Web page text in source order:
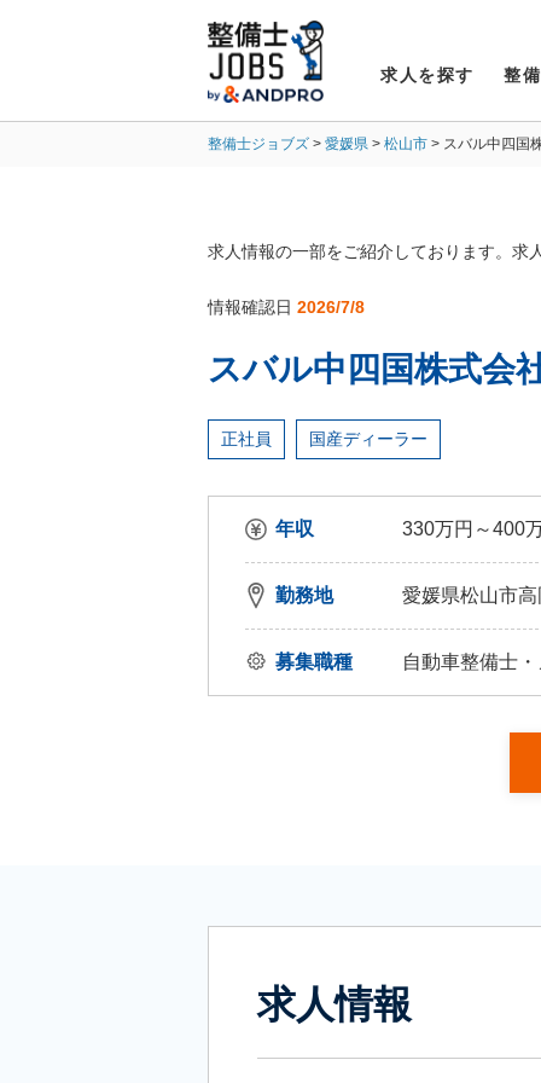
求人を探す 整
整備士ジョブズ 愛媛県 松山市 スバル中四国
求人情報の一部をご紹介しております。求
情報確認日 2026/7/8
スバル中四国株式会
正社員 国産ディーラー
年収 330万円～400
勤務地 愛媛県松山市
募集職種 自動車整備士
求人情報